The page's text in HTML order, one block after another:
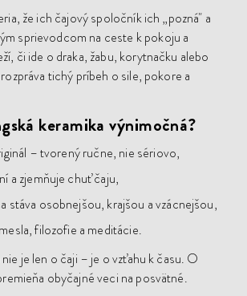
že ich čajový spoločník ich „pozná" a
sprievodcom na ceste k pokoju a
či ide o draka, žabu, korytnačku alebo
tichý príbeh o sile, pokore a
keramika výnimočná?
– tvorený ručne, nie sériovo,
a zjemňuje chuť čaju,
stáva osobnejšou, krajšou a vzácnejšou,
filozofie a meditácie.
je len o čaji – je o vzťahu k času. O
obyčajné veci na posvätné.